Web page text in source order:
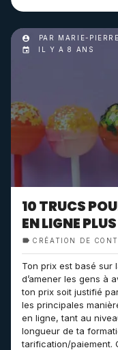
10 TRUCS
EN LIGNE
CRÉATION DE
Ton prix est basé sur
d’amener les gens à
ton prix soit justifié
les principales
en ligne, tant au
longueur de ta
tarification/paiement.
PAR MARIE-
IL Y A 8 ANS